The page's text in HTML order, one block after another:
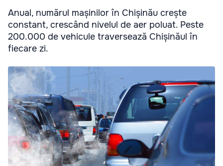
Anual, numărul mașinilor în Chișinău crește
constant, crescând nivelul de aer poluat. Peste
200.000 de vehicule traversează Chișinăul în
fiecare zi.